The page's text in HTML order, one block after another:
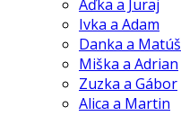
Aďka a Juraj
Ivka a Adam
Danka a Matúš
Miška a Adrian
Zuzka a Gábor
Alica a Martin